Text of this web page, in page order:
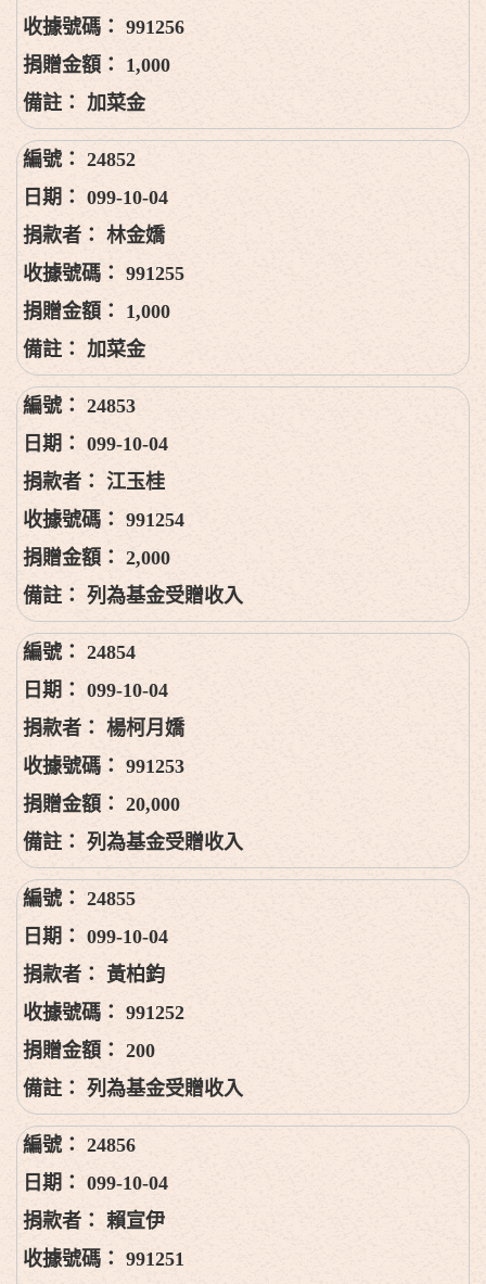
991256
1,000
加菜金
24852
099-10-04
林金嬌
991255
1,000
加菜金
24853
099-10-04
江玉桂
991254
2,000
列為基金受贈收入
24854
099-10-04
楊柯月嬌
991253
20,000
列為基金受贈收入
24855
099-10-04
黃柏鈞
991252
200
列為基金受贈收入
24856
099-10-04
賴宣伊
991251